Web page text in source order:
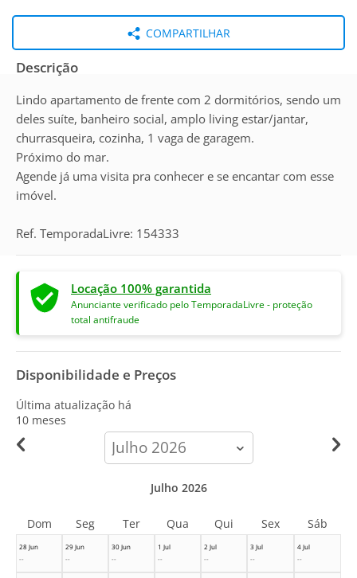
COMPARTILHAR
Descrição
Lindo apartamento de frente com 2 dormitórios, sendo um
deles suíte, banheiro social, amplo living estar/jantar,
churrasqueira, cozinha, 1 vaga de garagem.
Próximo do mar.
Agende já uma visita pra conhecer e se encantar com esse
imóvel.
Ref. TemporadaLivre: 154333
Locação 100% garantida
Anunciante verificado pelo TemporadaLivre - proteção
total antifraude
Disponibilidade e Preços
Última atualização há
10 meses
calendar-
month
28 Jun
--
29 Jun
--
30 Jun
--
1 Jul
--
2 Jul
--
3 Jul
--
4 Jul
--
Julho 2026
Dom Seg Ter Qua Qui Sex Sáb